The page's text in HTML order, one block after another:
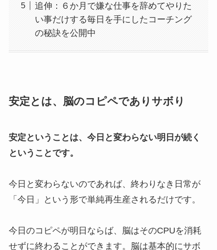
追伸：６か月で嫌な仕事を辞めてやりた
い事だけする毎日を手にしたコーチング
の秘訣を公開中
安定とは、脳のコピペでありサボり
安定ということは、今日と変わらない明日が続く
ということです。
今日と変わらないのであれば、終わりなき日常が
「今日」という形で単純再生産されるだけです。
今日のコピペが明日ならば、脳はそのCPUを消耗
せずに終わることができます。脳は基本的にサボ